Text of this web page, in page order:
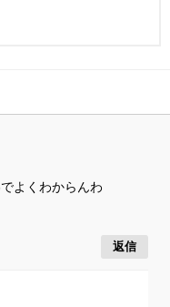
よくわからんわ
返信